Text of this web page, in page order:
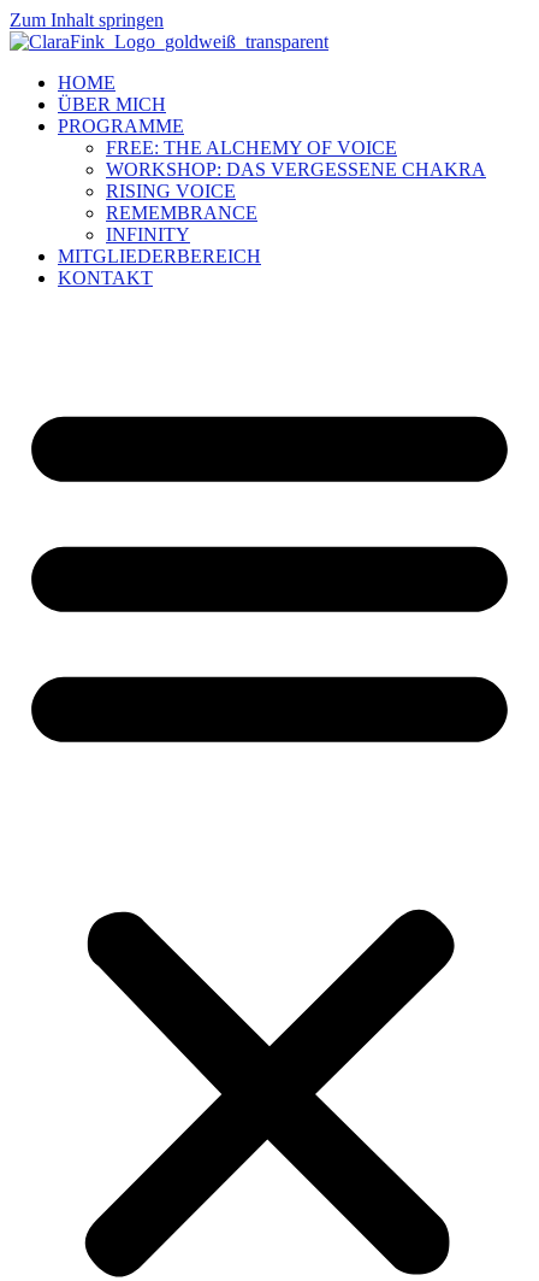
Zum Inhalt springen
HOME
ÜBER MICH
PROGRAMME
FREE: THE ALCHEMY OF VOICE
WORKSHOP: DAS VERGESSENE CHAKRA
RISING VOICE
REMEMBRANCE
INFINITY
MITGLIEDERBEREICH
KONTAKT